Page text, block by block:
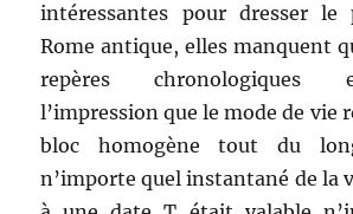
intéressantes pour dresser
Rome antique, elles manquent
repères chronologiques
l’impression que le mode de vie
bloc homogène tout du
n’importe quel instantané de la